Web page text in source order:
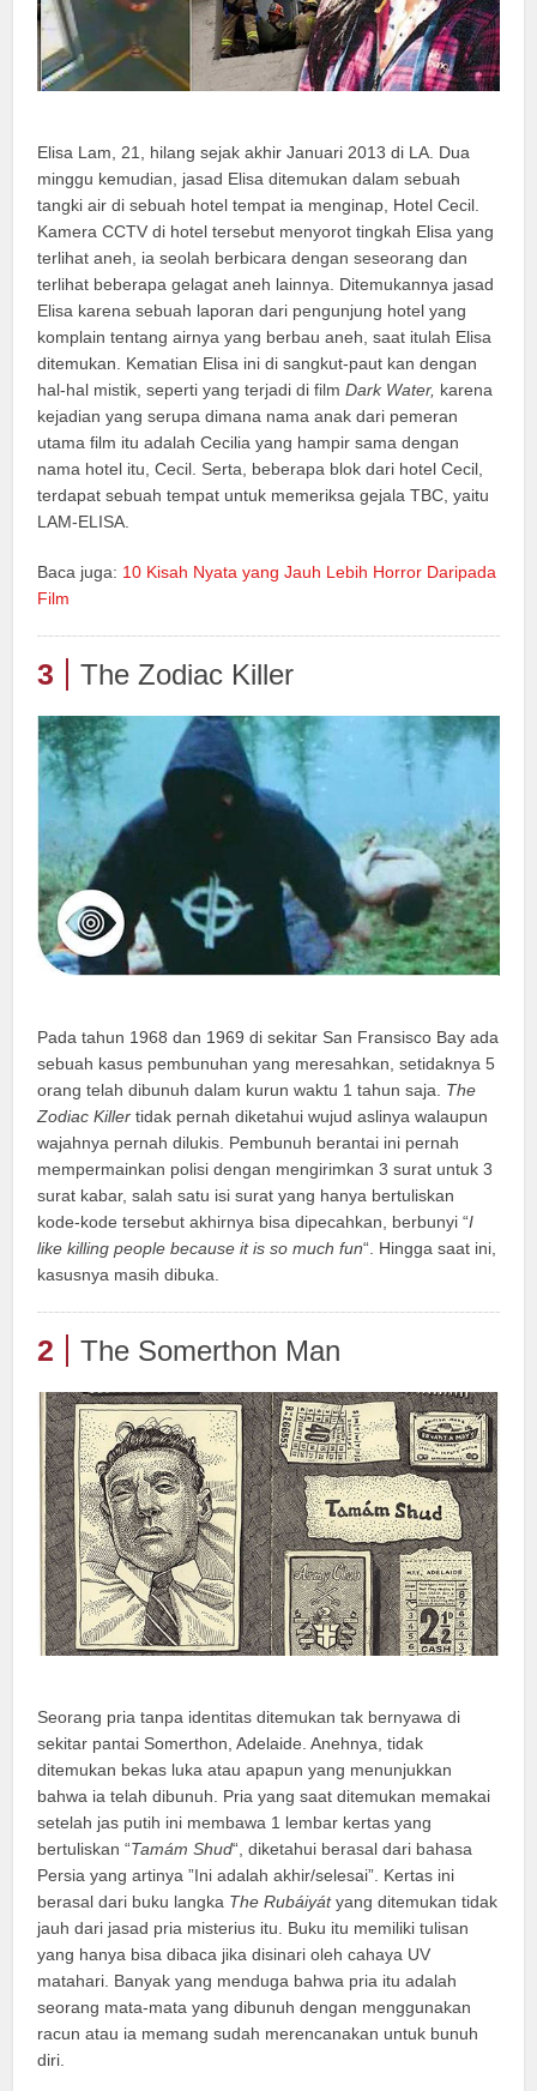
Elisa Lam, 21, hilang sejak akhir Januari 2013 di LA. Dua
minggu kemudian, jasad Elisa ditemukan dalam sebuah
tangki air di sebuah hotel tempat ia menginap, Hotel Cecil.
Kamera CCTV di hotel tersebut menyorot tingkah Elisa yang
terlihat aneh, ia seolah berbicara dengan seseorang dan
terlihat beberapa gelagat aneh lainnya. Ditemukannya jasad
Elisa karena sebuah laporan dari pengunjung hotel yang
komplain tentang airnya yang berbau aneh, saat itulah Elisa
ditemukan. Kematian Elisa ini di sangkut-paut kan dengan
hal-hal mistik, seperti yang terjadi di filmDark Water, karena
kejadian yang serupa dimana nama anak dari pemeran
utama film itu adalah Cecilia yang hampir sama dengan
nama hotel itu, Cecil. Serta, beberapa blok dari hotel Cecil,
terdapat sebuah tempat untuk memeriksa gejala TBC, yaitu
LAM-ELISA.
Baca juga: 10 Kisah Nyata yang Jauh Lebih Horror Daripada
Film
3 The Zodiac Killer
Pada tahun 1968 dan 1969 di sekitar San Fransisco Bay ada
sebuah kasus pembunuhan yang meresahkan, setidaknya 5
orang telah dibunuh dalam kurun waktu 1 tahun saja. The
Zodiac Killertidak pernah diketahui wujud aslinya walaupun
wajahnya pernah dilukis. Pembunuh berantai ini pernah
mempermainkan polisi dengan mengirimkan 3 surat untuk 3
surat kabar, salah satu isi surat yang hanya bertuliskan
kode-kode tersebut akhirnya bisa dipecahkan, berbunyi “I
like killing people because it is so much fun“. Hingga saat ini,
kasusnya masih dibuka.
2 The Somerthon Man
Seorang pria tanpa identitas ditemukan tak bernyawa di
sekitar pantai Somerthon, Adelaide. Anehnya, tidak
ditemukan bekas luka atau apapun yang menunjukkan
bahwa ia telah dibunuh. Pria yang saat ditemukan memakai
setelah jas putih ini membawa 1 lembar kertas yang
bertuliskan “Tamám Shud“, diketahui berasal dari bahasa
Persia yang artinya ”Ini adalah akhir/selesai”. Kertas ini
berasal dari buku langka The Rubáiyátyang ditemukan tidak
jauh dari jasad pria misterius itu. Buku itu memiliki tulisan
yang hanya bisa dibaca jika disinari oleh cahaya UV
matahari. Banyak yang menduga bahwa pria itu adalah
seorang mata-mata yang dibunuh dengan menggunakan
racun atau ia memang sudah merencanakan untuk bunuh
diri.